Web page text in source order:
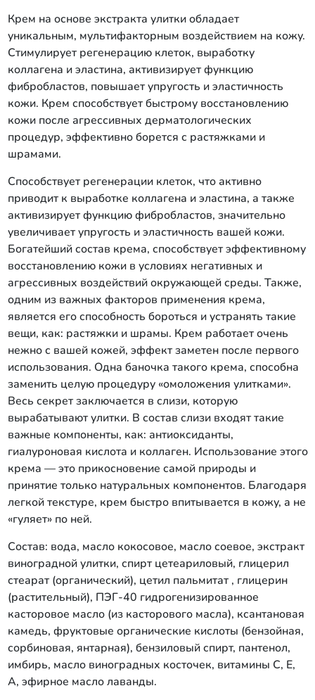
Крем на основе экстракта улитки обладает
уникальным, мультифакторным воздействием на кожу.
Стимулирует регенерацию клеток, выработку
коллагена и эластина, активизирует функцию
фибробластов, повышает упругость и эластичность
кожи. Крем способствует быстрому восстановлению
кожи после агрессивных дерматологических
процедур, эффективно борется с растяжками и
шрамами.
Способствует регенерации клеток, что активно
приводит к выработке коллагена и эластина, а также
активизирует функцию фибробластов, значительно
увеличивает упругость и эластичность вашей кожи.
Богатейший состав крема, способствует эффективному
восстановлению кожи в условиях негативных и
агрессивных воздействий окружающей среды. Также,
одним из важных факторов применения крема,
является его способность бороться и устранять такие
вещи, как: растяжки и шрамы. Крем работает очень
нежно с вашей кожей, эффект заметен после первого
использования. Одна баночка такого крема, способна
заменить целую процедуру «омоложения улитками».
Весь секрет заключается в слизи, которую
вырабатывают улитки. В состав слизи входят такие
важные компоненты, как: антиоксиданты,
гиалуроновая кислота и коллаген. Использование этого
крема ― это прикосновение самой природы и
принятие только натуральных компонентов. Благодаря
легкой текстуре, крем быстро впитывается в кожу, а не
«гуляет» по ней.
Состав: вода, масло кокосовое, масло соевое, экстракт
виноградной улитки, спирт цетеариловый, глицерил
стеарат (органический), цетил пальмитат , глицерин
(растительный), ПЭГ-40 гидрогенизированное
касторовое масло (из касторового масла), ксантановая
камедь, фруктовые органические кислоты (бензойная,
сорбиновая, янтарная), бензиловый спирт, пантенол,
имбирь, масло виноградных косточек, витамины С, Е,
А, эфирное масло лаванды.